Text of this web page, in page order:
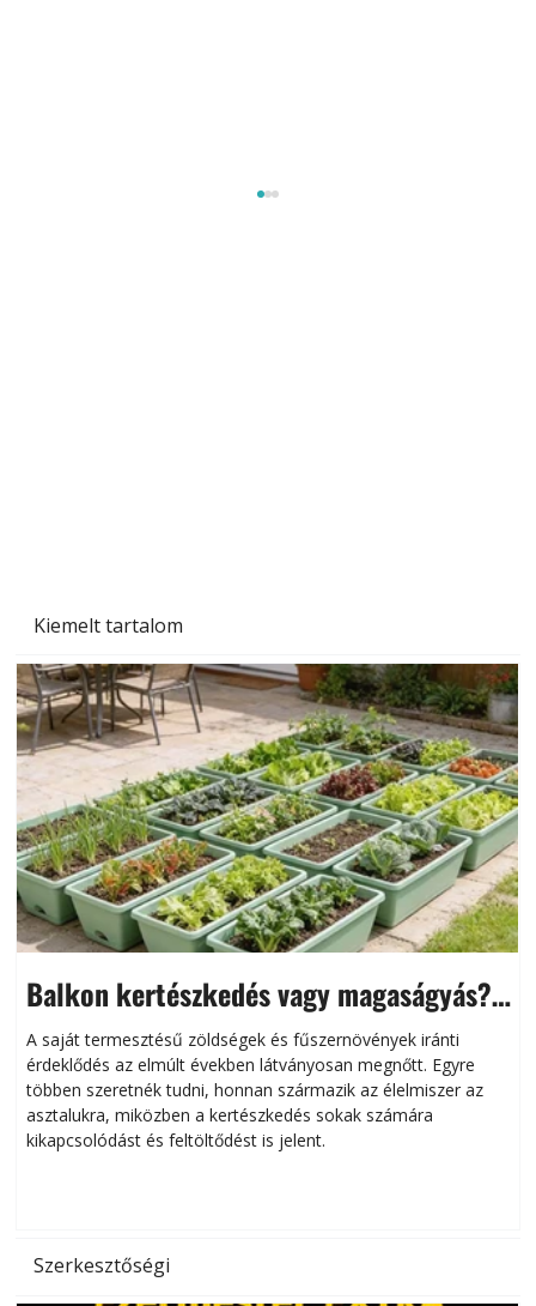
Kiemelt tartalom
Balkon kertészkedés vagy magaságyás?
Helytakarékos kertészkedés
A saját termesztésű zöldségek és fűszernövények iránti
érdeklődés az elmúlt években látványosan megnőtt. Egyre
többen szeretnék tudni, honnan származik az élelmiszer az
asztalukra, miközben a kertészkedés sokak számára
kikapcsolódást és feltöltődést is jelent.
Szerkesztőségi